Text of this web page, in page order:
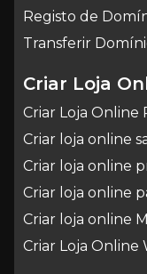
Registo de
Transferir
Criar Loja
Criar Loja Online
Criar loja online
Criar loja online
Criar loja online
Criar loja online
Criar Loja Online